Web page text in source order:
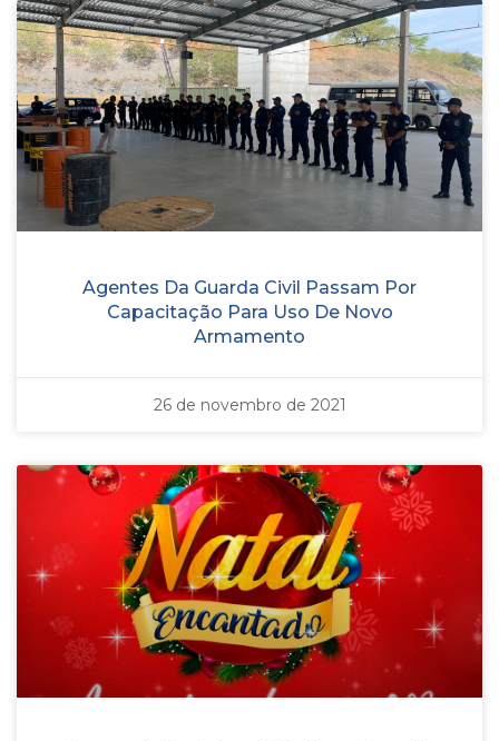
Agentes Da Guarda Civil Passam Por
Capacitação Para Uso De Novo
Armamento
26 de novembro de 2021